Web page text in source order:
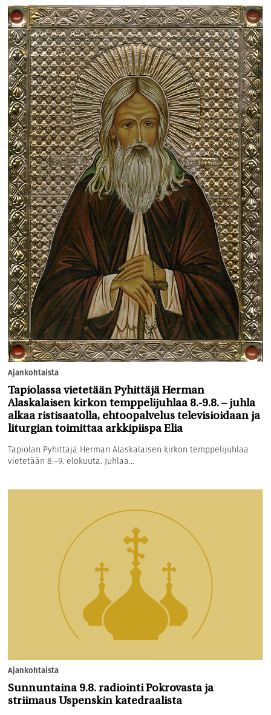
Ajankohtaista
Tapiolassa vietetään Pyhittäjä Herman
Alaskalaisen kirkon temppelijuhlaa 8.-9.8. – juhla
alkaa ristisaatolla, ehtoopalvelus televisioidaan ja
liturgian toimittaa arkkipiispa Elia
Tapiolan Pyhittäjä Herman Alaskalaisen kirkon temppelijuhlaa
vietetään 8.–9. elokuuta. Juhlaa...
Ajankohtaista
Sunnuntaina 9.8. radiointi Pokrovasta ja
striimaus Uspenskin katedraalista